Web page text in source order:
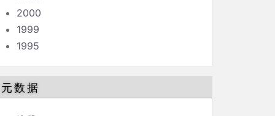
2000
1999
1995
元数据